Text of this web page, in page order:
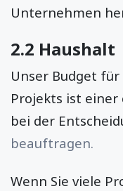
Unternehmen
2.2 Haushalt
Unser Budget
Projekts ist einer
bei der
beauftragen.
Wenn Sie viele